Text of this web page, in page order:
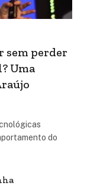
sem perder
Uma
do